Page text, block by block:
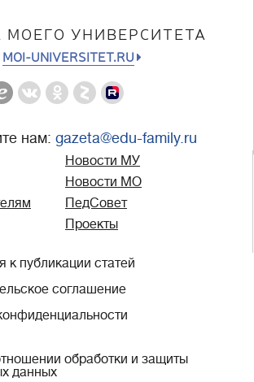
МОЕГО УНИВЕРСИТЕТА
MOI-UNIVERSITET.RU
нам: gazeta@edu-family.ru
Новости МУ
Новости МО
ПедСовет
Проекты
к публикации статей
соглашение
обработки и защиты
данных